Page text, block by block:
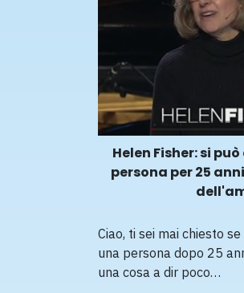
Helen Fisher: si
persona per 25
Ciao, ti sei mai chiesto
una persona dopo 25
una cosa a dir poco…